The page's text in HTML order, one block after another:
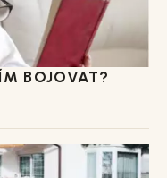
BOJOVAT?